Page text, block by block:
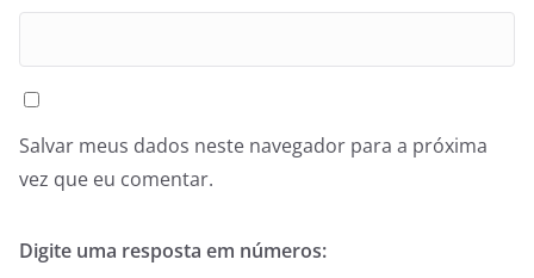
Salvar meus dados neste navegador para a próxima
vez que eu comentar.
Digite uma resposta em números: